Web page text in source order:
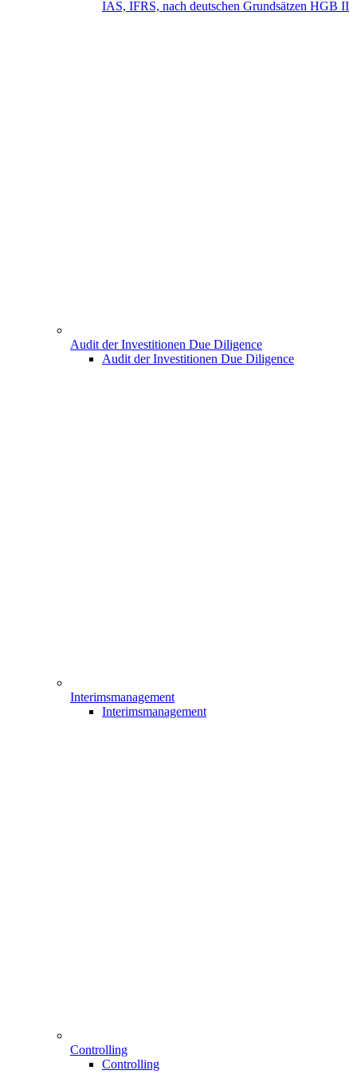
IAS, IFRS, nach deutschen Grundsätzen HGB II
Audit der Investitionen Due Diligence
Audit der Investitionen Due Diligence
Interimsmanagement
Interimsmanagement
Controlling
Controlling